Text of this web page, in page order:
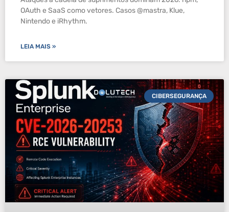
OAuth e SaaS como vetores. Casos @mastra, Klue,
Nintendo e iRhythm.
LEIA MAIS »
CIBERSEGURANÇA